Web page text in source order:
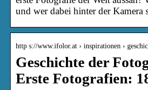
und wer dabei hinter der Kamera
http s://www.ifolor.at › inspirationen ›
Geschichte der
Erste Fotografien: